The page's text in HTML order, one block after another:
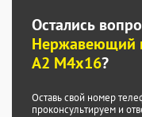
Остались
Нержавеющий
А2 М4x16?
Оставь свой номер
проконсультируем и